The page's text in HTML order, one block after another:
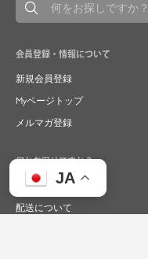
JA
会員登録・情報について
新規会員登録
Myページトップ
メルマガ登録
何かお困りですか？
ご注文について
配送について